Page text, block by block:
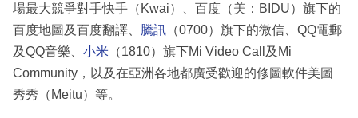
場最大競爭對手快手（Kwai）、百度（美：BIDU）旗下的
百度地圖及百度翻譯、 騰訊 （0700）旗下的微信、QQ電郵
及QQ音樂、 小米 （1810）旗下Mi Video Call及Mi
Community，以及在亞洲各地都廣受歡迎的修圖軟件美圖
秀秀（Meitu）等。